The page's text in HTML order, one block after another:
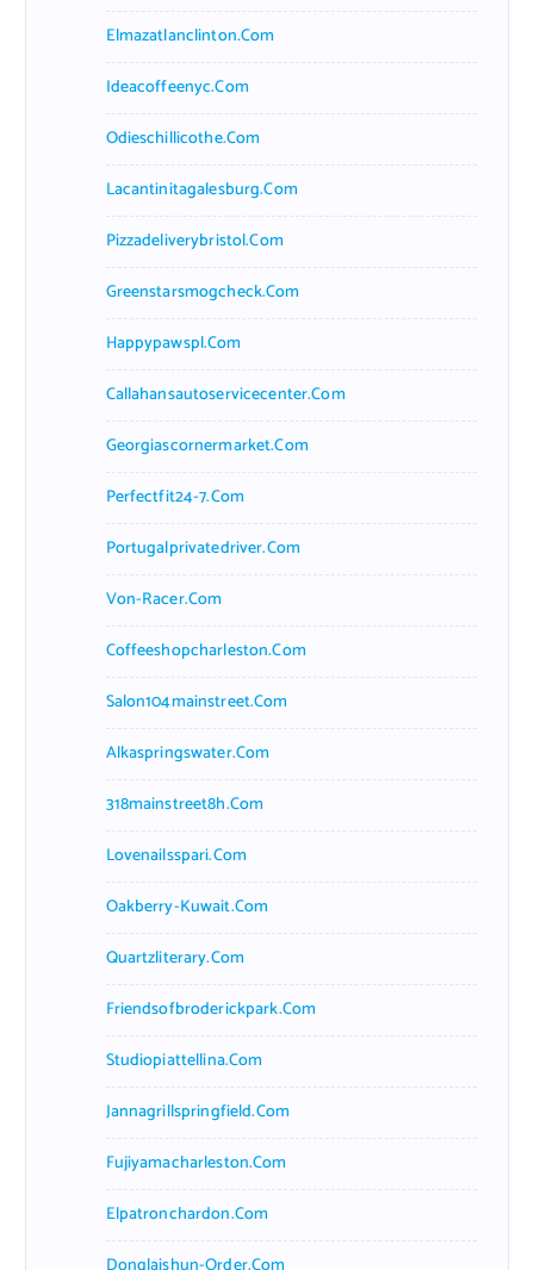
Elmazatlanclinton.com
Ideacoffeenyc.com
Odieschillicothe.com
Lacantinitagalesburg.com
Pizzadeliverybristol.com
Greenstarsmogcheck.com
Happypawspl.com
Callahansautoservicecenter.com
Georgiascornermarket.com
Perfectfit24-7.com
Portugalprivatedriver.com
Von-Racer.com
Coffeeshopcharleston.com
Salon104mainstreet.com
Alkaspringswater.com
318mainstreet8h.com
Lovenailsspari.com
Oakberry-Kuwait.com
Quartzliterary.com
Friendsofbroderickpark.com
Studiopiattellina.com
Jannagrillspringfield.com
Fujiyamacharleston.com
Elpatronchardon.com